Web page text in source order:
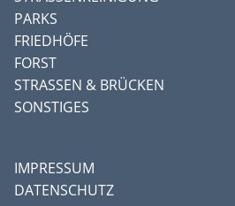
PARKS
FRIEDHÖFE
FORST
STRASSEN & BRÜCKEN
SONSTIGES
IMPRESSUM
DATENSCHUTZ